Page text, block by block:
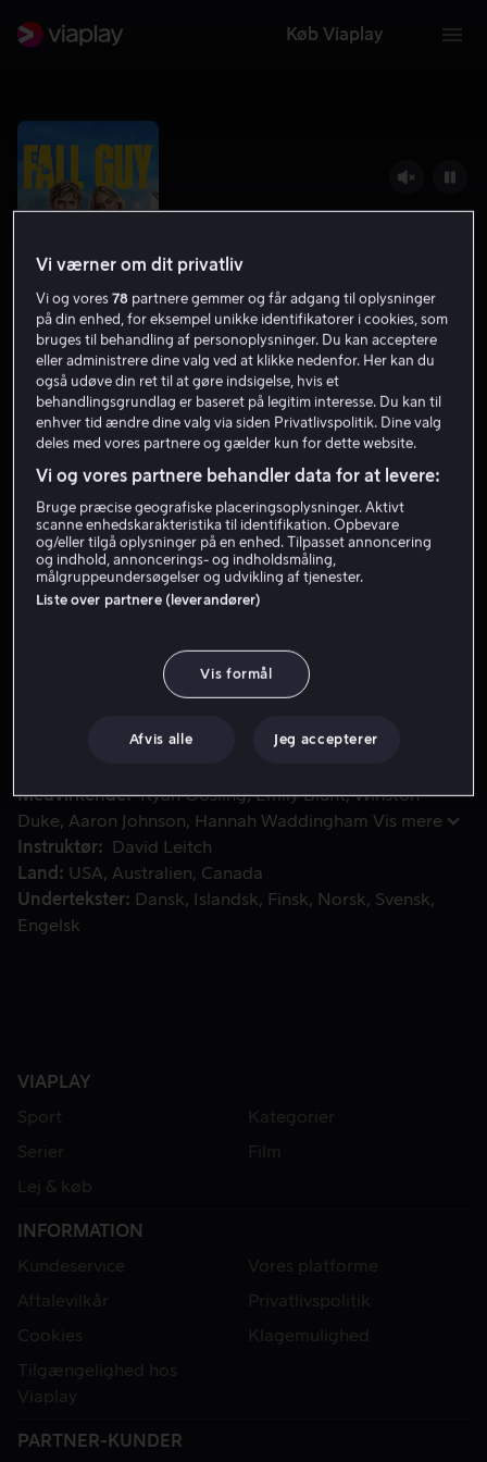
Køb Viaplay
The Fall Guy
6.8 Komedie Action 2024 2 t. 1 min
11 år
Få Viaplay
Se trailer
Ryan Gosling spiller en hærdet stuntman som var gået
Ryan Gosling spiller en hærdet stuntman som var gået
på pension for at komme sig både fysisk og psykisk,
budget-studiefilm, som bliver instrueret af hans
Medvirkende
Ryan Gosling Emily Blunt Winston
Duke
Aaron Johnson Hannah Waddingham Vis mere
Instruktør
David Leitch
Land
USA Australien
Canada
Undertekster
Dansk Islandsk Finsk Norsk
Svensk
Engelsk
VIAPLAY
Sport
Kategorier
Serier
Film
Lej & køb
INFORMATION
Kundeservice
Vores platforme
Aftalevilkår
Privatlivspolitik
Cookies
Klagemulighed
Tilgængelighed hos
Viaplay
PARTNER-KUNDER
Vi værner om dit privatliv
Vi og vores78 partnere gemmer og får adgang til oplysninger
på din enhed, for eksempel unikke identifikatorer i cookies, som
bruges til behandling af personoplysninger. Du kan acceptere
eller administrere dine valg ved at klikke nedenfor. Her kan du
også udøve din ret til at gøre indsigelse, hvis et
behandlingsgrundlag er baseret på legitim interesse. Du kan til
enhver tid ændre dine valg via siden Privatlivspolitik. Dine valg
deles med vores partnere og gælder kun for dette website.
Vi og vores partnere behandler data for at levere:
Bruge præcise geografiske placeringsoplysninger. Aktivt
scanne enhedskarakteristika til identifikation. Opbevare
og/eller tilgå oplysninger på en enhed. Tilpasset annoncering
og indhold, annoncerings- og indholdsmåling,
målgruppeundersøgelser og udvikling af tjenester.
Liste over partnere (leverandører)
Vis formål
Afvis alle Jeg accepterer